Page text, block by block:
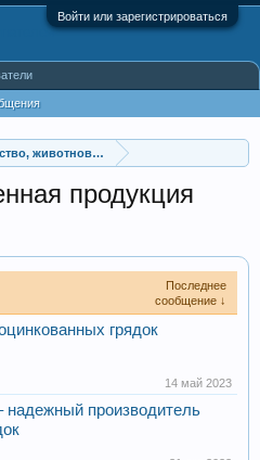
Войти или зарегистрироваться
животноводство, фермы, совхозы
продукция
Последнее
сообщение ↓
грядок
14 май 2023
надежный производитель